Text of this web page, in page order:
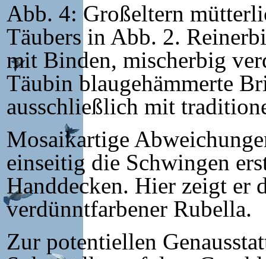
Abb. 4: Großeltern
Täubers in Abb. 2.
mit Binden, mischerbig
Täubin blaugehämmerte
ausschließlich mit
Mosaikartige
einseitig die Schwingen
Handdecken. Hier zeigt er
verdünntfarbener Rubella.
Zur potentiellen